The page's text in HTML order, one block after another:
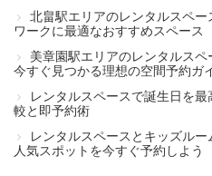
北畠駅エリアのレンタルスペ
ワークに最適なおすすめスペース
美章園駅エリアのレンタルスペ
今すぐ見つかる理想の空間予約ガ
レンタルスペースで誕生日を
較と即予約術
レンタルスペースとキッズル
人気スポットを今すぐ予約しよう